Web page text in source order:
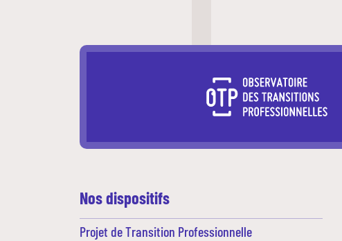
Nos dispositifs
Projet de Transition Professionnelle